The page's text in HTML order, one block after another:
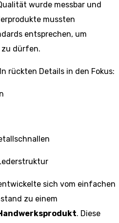
wurde messbar und
mussten
entsprechen, um
dürfen.
rückten Details in den Fokus:
sich vom einfachen
zu einem
. Diese